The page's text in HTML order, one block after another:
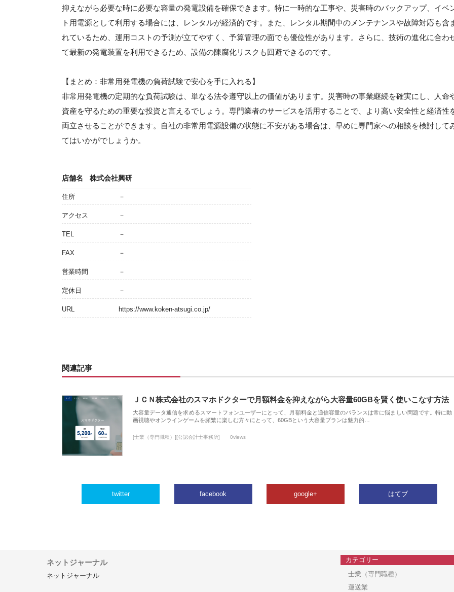
抑えながら必要な時に必要な容量の発電設備を確保できます。特に一時的な工事や、災害時のバックアップ、イベ
ト用電源として利用する場合には、レンタルが経済的です。また、レンタル期間中のメンテナンスや故障対応も含
れているため、運用コストの予測が立てやすく、予算管理の面でも優位性があります。さらに、技術の進化に合わ
て最新の発電装置を利用できるため、設備の陳腐化リスクも回避できるのです。
【まとめ：非常用発電機の負荷試験で安心を手に入れる】
非常用発電機の定期的な負荷試験は、単なる法令遵守以上の価値があります。災害時の事業継続を確実にし、人命
資産を守るための重要な投資と言えるでしょう。専門業者のサービスを活用することで、より高い安全性と経済性
両立させることができます。自社の非常用電源設備の状態に不安がある場合は、早めに専門家への相談を検討して
てはいかがでしょうか。
店舗名 株式会社興研
住所 －
アクセス －
TEL －
FAX －
営業時間 －
定休日 －
URL https://www.koken-atsugi.co.jp/
関連記事
ＪＣＮ株式会社のスマホドクターで月額料金を抑えながら大容量60GBを賢く使いこなす方法
大容量データ通信を求めるスマートフォンユーザーにとって、月額料金と通信容量のバランスは常に悩ましい問題です。特に動
画視聴やオンラインゲームを頻繁に楽しむ方々にとって、60GBという大容量プランは魅力的…
[士業（専門職種）][公認会計士事務所] 0views
twitter facebook google+ はてブ
ネットジャーナル
ネットジャーナル
カテゴリー
士業（専門職種）
運送業